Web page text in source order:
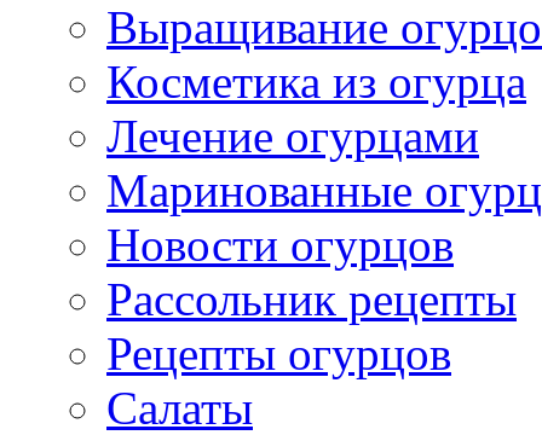
Выращивание
Косметика из огурца
Лечение огурцами
Маринованные
Новости огурцов
Рассольник рецепты
Рецепты огурцов
Салаты